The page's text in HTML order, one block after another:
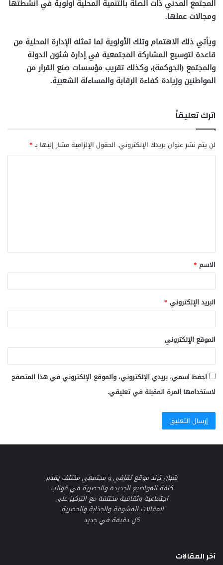
المجتمع المدني ذات الصلة بالتنمية المحلية أولوية في أنشطتها
ومجالات عملها.
ويأتي ذلك الاهتمام وتلك الأولوية لما تمثله الإدارة المحلية من
قاعدة لتوسيع المشاركة المجتمعية في إدارة شئون الدولة
والمجتمع (الحوكمة)، وكذلك تقريب مؤسسات صنع القرار من
المواطنين وزيادة كفاءة الرقابة والمساءلة الشعبية.
اترك تعليقاً
لن يتم نشر عنوان بريدك الإلكتروني. الحقول الإلزامية مشار إليها بـ*
ق
*
الاسم *
البريد الإلكتروني *
الموقع الإلكتروني
احفظ اسمي، بريدي الإلكتروني، والموقع الإلكتروني في هذا المتصفح
لاستخدامها المرة المقبلة في تعليقي.
شبان ترند موقع ثقافي و مجتمعي مختلف يقدم
كافة المواضيع الجديدة والحصرية في قوالب
اجتماعية وثقافية مختلفة مع التركيز على
المقالات المشوقة والجذابة والحصرية.
كل دقيقة في جديد
آخر المقالات